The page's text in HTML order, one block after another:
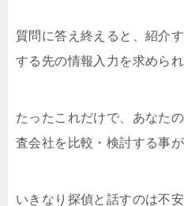
質問に答え終えると、紹介
する先の情報入力を求められ
たったこれだけで、あなた
査会社を比較・検討する事が
いきなり探偵と話すのは不